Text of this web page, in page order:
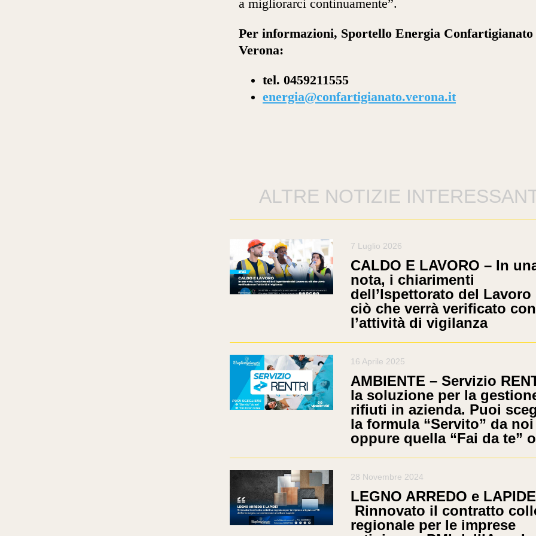
a migliorarci continuamente”.
Per informazioni, Sportello Energia Confartigianato
Verona:
tel. 0459211555
energia@confartigianato.verona.it
ALTRE NOTIZIE
7 Luglio 2026
CALDO E LAVORO – In
nota, i chiarimenti
dell’Ispettorato del Lavoro
ciò che verrà verificato con
l’attività di vigilanza
16 Aprile 2025
AMBIENTE – Servizio
la soluzione per la
rifiuti in azienda. Puoi
la formula “Servito” da noi
oppure quella “Fai da te”
28 Novembre 2024
LEGNO ARREDO e
Rinnovato il contratto
regionale per le imprese